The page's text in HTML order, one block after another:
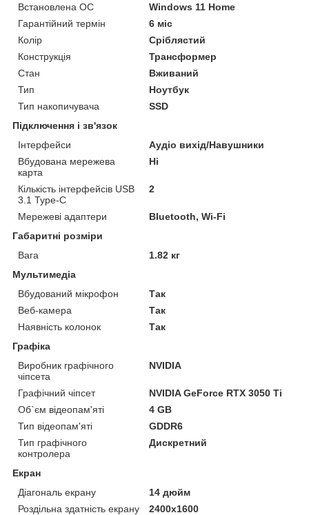
Встановлена ОС
Windows 11 Home
Гарантійний термін
6 міс
Колір
Сріблястий
Конструкція
Трансформер
Стан
Вживаний
Тип
Ноутбук
Тип накопичувача
SSD
Підключення і зв'язок
Інтерфейси
Аудіо вихід/Навушники
Вбудована мережева
карта
Ні
Кількість інтерфейсів USB
3.1 Type-C
2
Мережеві адаптери
Bluetooth, Wi-Fi
Габаритні розміри
Вага
1.82 кг
Мультимедіа
Вбудований мікрофон
Так
Веб-камера
Так
Наявність колонок
Так
Графіка
Виробник графічного
чіпсета
NVIDIA
Графічний чіпсет
NVIDIA GeForce RTX 3050 Ti
Об`єм відеопам'яті
4 GB
Тип відеопам'яті
GDDR6
Тип графічного
контролера
Дискретний
Екран
Діагональ екрану
14 дюйм
Роздільна здатність екрану
2400x1600